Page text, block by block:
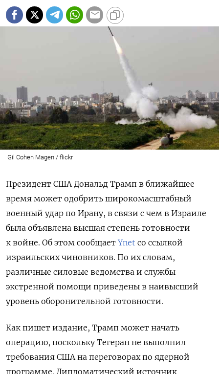
Gil Cohen Magen / flickr
Президент США Дональд Трамп в ближайшее
время может одобрить широкомасштабный
военный удар по Ирану, в связи с чем в Израиле
была объявлена высшая степень готовности
к войне. Об этом сообщает Ynet со ссылкой
израильских чиновников. По их словам,
различные силовые ведомства и службы
экстренной помощи приведены в наивысший
уровень оборонительной готовности.
Как пишет издание, Трамп может начать
операцию, поскольку Тегеран не выполнил
требования США на переговорах по ядерной
программе. Дипломатический источник